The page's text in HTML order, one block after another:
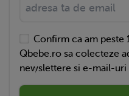
Confirm ca am peste
Qbebe.ro sa colecteze
newslettere si e-mail-